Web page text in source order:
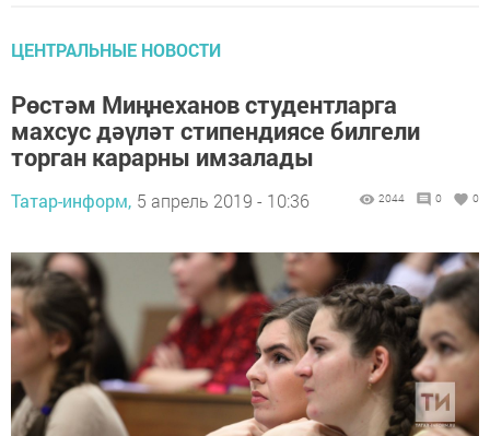
ЦЕНТРАЛЬНЫЕ НОВОСТИ
Рөстәм Миңнеханов студентларга
махсус дәүләт стипендиясе билгели
торган карарны имзалады
Татар-информ, 5 апрель 2019 - 10:36 2044 0 0